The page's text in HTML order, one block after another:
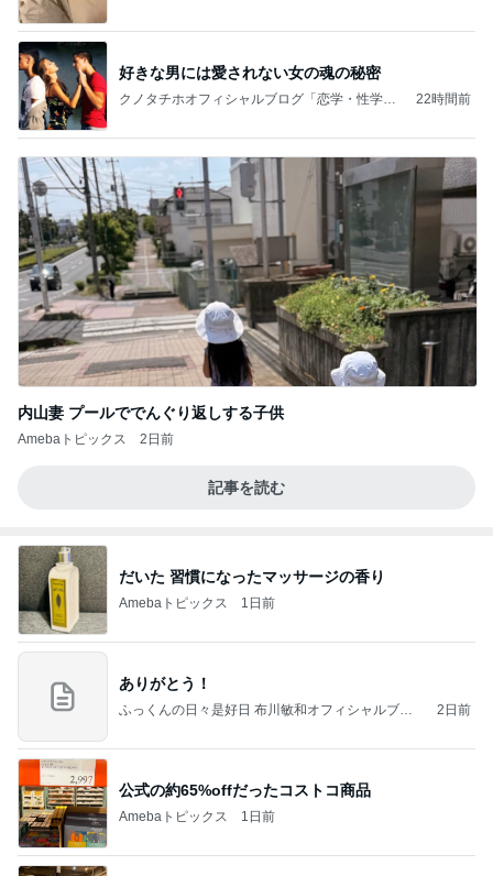
好きな男には愛されない女の魂の秘密
クノタチホオフィシャルブログ「恋学・性学研
22時間前
内山妻 プールででんぐり返しする子供
Amebaトピックス 2日前
記事を読む
だいた 習慣になったマッサージの香り
Amebaトピックス 1日前
ありがとう！
ふっくんの日々是好日 布川敏和オフィシャルブロ
2日前
公式の約65%offだったコストコ商品
Amebaトピックス 1日前